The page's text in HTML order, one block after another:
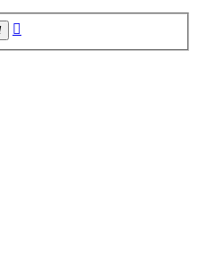
Поиск